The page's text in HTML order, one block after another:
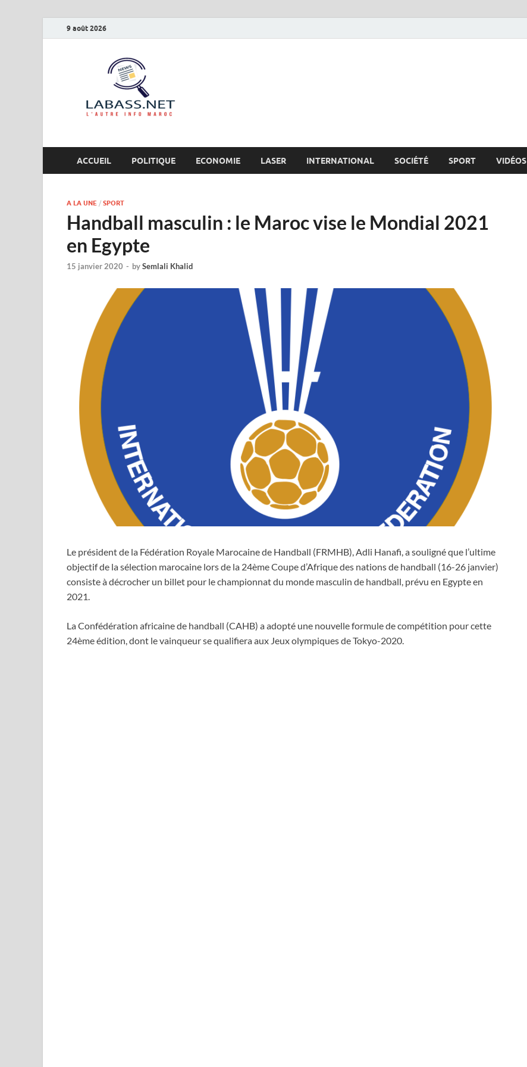
9 août 2026
ACCUEIL POLITIQUE ECONOMIE LASER INTERNATIONAL SOCIÉTÉ SPORT VIDÉOS
A LA UNE / SPORT
Handball masculin : le Maroc vise le Mondial 2021
en Egypte
15 janvier 2020 - bySemlali Khalid
Le président de la Fédération Royale Marocaine de Handball (FRMHB), Adli Hanafi, a souligné que l’ultime
objectif de la sélection marocaine lors de la 24ème Coupe d’Afrique des nations de handball (16-26 janvier)
consiste à décrocher un billet pour le championnat du monde masculin de handball, prévu en Egypte en
2021.
La Confédération africaine de handball (CAHB) a adopté une nouvelle formule de compétition pour cette
24ème édition, dont le vainqueur se qualifiera aux Jeux olympiques de Tokyo-2020.